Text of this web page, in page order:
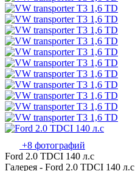
+8 фотографий
Ford 2.0 TDCI 140 л.с
Галерея - Ford 2.0 TDCI 140 л.с